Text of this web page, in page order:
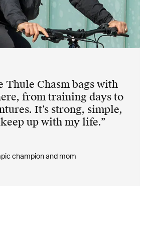
Thule Chasm bags with
from training days to
It’s strong, simple,
up with my life.
champion and mom